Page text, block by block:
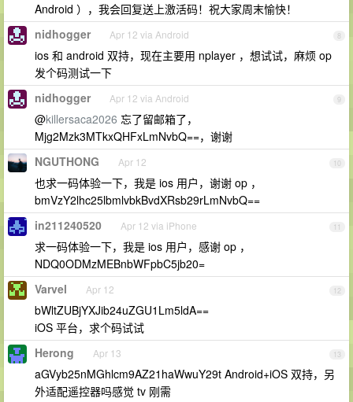
Android ），我会回复送上激活码！祝大家周末愉快！
8
nidhogger Apr 12 via Android
ios 和 android 双持，现在主要用 nplayer ，想试试，麻烦 op
发个码测试一下
9
nidhogger Apr 12 via Android
@killersaca2026 忘了留邮箱了，
Mjg2Mzk3MTkxQHFxLmNvbQ==，谢谢
10
NGUTHONG Apr 12
也求一码体验一下，我是 ios 用户，谢谢 op ，
bmVzY2lhc25lbmlvbkBvdXRsb29rLmNvbQ==
11
in211240520 Apr 12 via iPhone
求一码体验一下，我是 ios 用户，感谢 op ，
NDQ0ODMzMEBnbWFpbC5jb20=
12
Varvel Apr 12
bWltZUBjYXJib24uZGU1Lm5ldA==
iOS 平台，求个码试试
13
Herong Apr 13
aGVyb25nMGhlcm9AZ21haWwuY29t Android+iOS 双持，另
外适配遥控器吗感觉 tv 刚需